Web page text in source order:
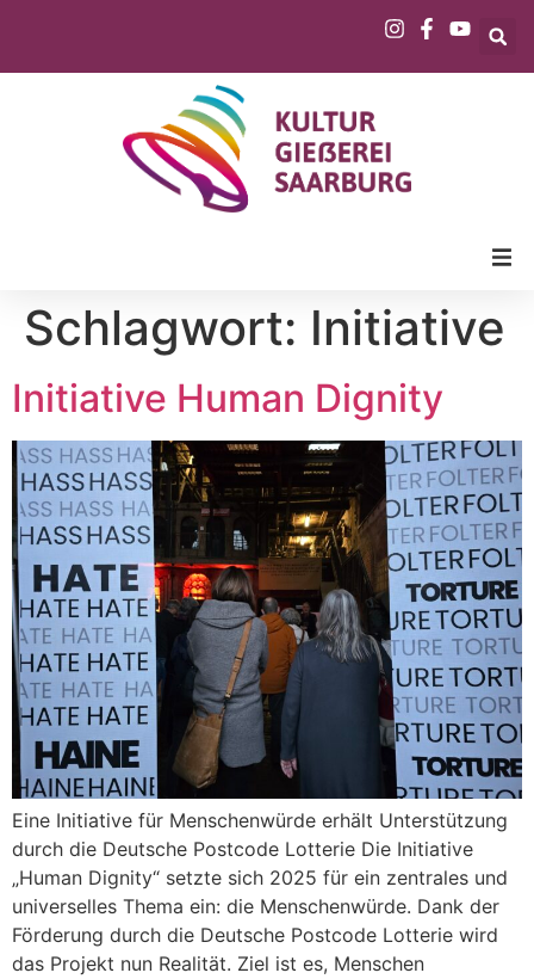
Schlagwort: Initiative
Initiative Human Dignity
Eine Initiative für Menschenwürde erhält Unterstützung
durch die Deutsche Postcode Lotterie Die Initiative
„Human Dignity“ setzte sich 2025 für ein zentrales und
universelles Thema ein: die Menschenwürde. Dank der
Förderung durch die Deutsche Postcode Lotterie wird
das Projekt nun Realität. Ziel ist es, Menschen